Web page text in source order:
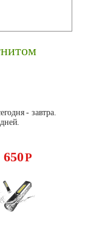
- завтра.
650Р